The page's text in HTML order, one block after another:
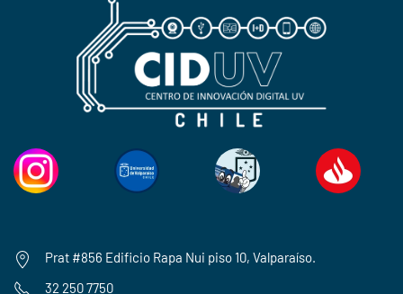
Prat #856 Edificio Rapa Nui piso 10, Valparaíso.
32 250 7750